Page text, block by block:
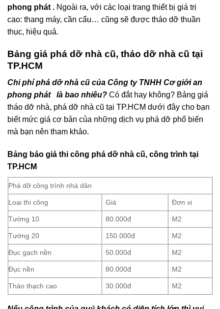
Nếu bạn sở hữu một món đồ cổ dễ vỡ, những đồ vật lớn
và cồng kềnh như đồng hồ, tranh cổ, bạn cũng sẽ cần đến
những chuyên gia
cao: thang máy, cần cẩu… cũng sẽ được tháo dỡ thuần
thục, hiệu quả.
Bảng giá phá dỡ nhà cũ, tháo dỡ nhà cũ tại
TP.HCM
Chi phí phá dỡ nhà cũ của Công ty TNHH Cơ giới an
phong phát là bao nhiêu?
biết mức giá cơ bản của những dịch vụ phá dỡ phổ biến
mà bạn nên tham khảo.
Bảng báo giá thi công phá dỡ nhà cũ, công trình tại
TP.HCM
Phá dỡ công trình nhà dân
Loại thi công Giá Đơn vị
Tường 10 80.000đ M2
Tường 20 150.000đ M2
Đục gạch nền 50.000đ M2
Đục nền 80.000đ M2